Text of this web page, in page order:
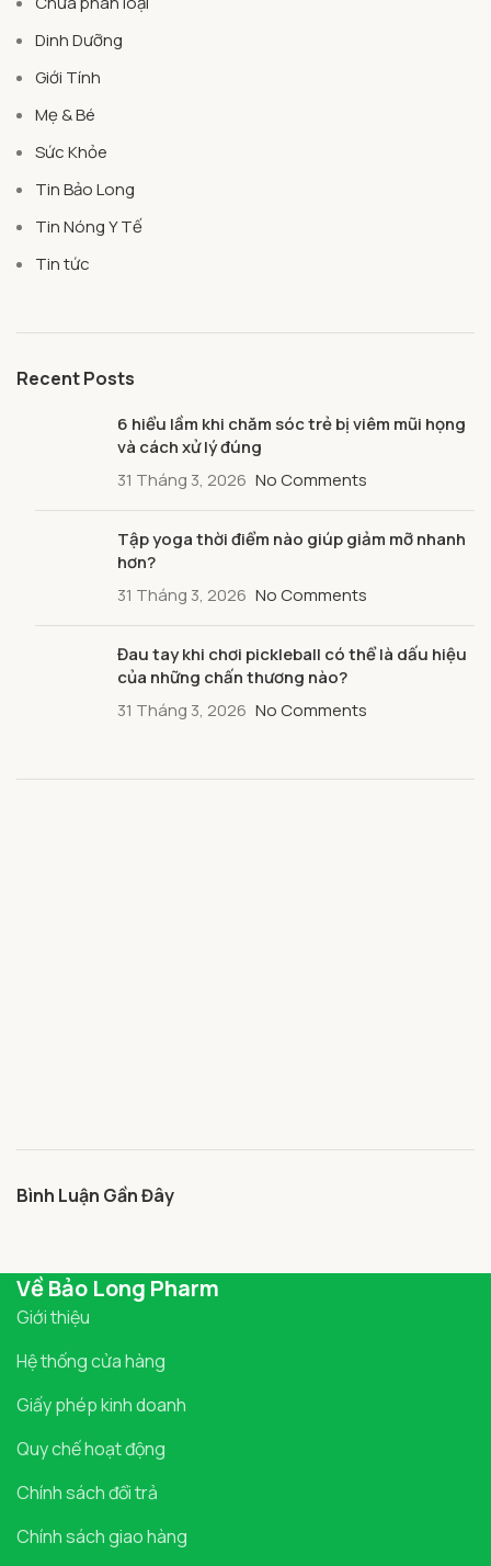
Dinh Dưỡng
Giới Tính
Mẹ & Bé
Sức Khỏe
Tin Bảo Long
Tin Nóng Y Tế
Tin tức
Recent Posts
6 hiểu lầm khi chăm sóc trẻ bị viêm mũi họng
và cách xử lý đúng
31 Tháng 3, 2026 No Comments
Tập yoga thời điểm nào giúp giảm mỡ nhanh
hơn?
31 Tháng 3, 2026 No Comments
Đau tay khi chơi pickleball có thể là dấu hiệu
của những chấn thương nào?
31 Tháng 3, 2026 No Comments
Bình Luận Gần Đây
Về Bảo Long Pharm
Giới thiệu
Hệ thống cửa hàng
Giấy phép kinh doanh
Quy chế hoạt động
Chính sách đổi trả
Chính sách giao hàng